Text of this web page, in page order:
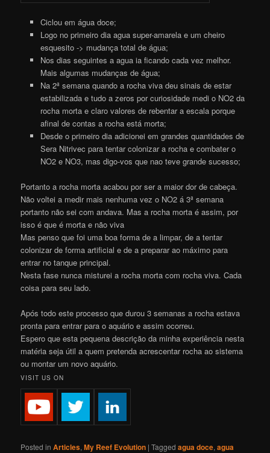
Ciclou em água doce;
Logo no primeiro dia agua super-amarela e um cheiro
esquesito -> mudança total de água;
Nos dias seguintes a agua ia ficando cada vez melhor.
Mais algumas mudanças de água;
Na 2ª semana quando a rocha viva deu sinais de estar
estabilizada e tudo a zeros por curiosidade medi o NO2 da
rocha morta e claro valores de rebentar a escala porque
afinal de contas a rocha está morta;
Desde o primeiro dia adicionei em grandes quantidades de
Sera Nitrivec para tentar colonizar a rocha e combater o
NO2 e NO3, mas digo-vos que nao teve grande sucesso;
Portanto a rocha morta acabou por ser a maior dor de cabeça.
Não voltei a medir mais nenhuma vez o NO2 á 3ª semana
portanto não sei com andava. Mas a rocha morta é assim, por
isso é que é morta e não viva
Mas penso que foi uma boa forma de a limpar, de a tentar
colonizar de forma artificial e de a preparar ao máximo para
entrar no tanque principal.
Nesta fase nunca misturei a rocha morta com rocha viva. Cada
coisa para seu lado.
Após todo este processo que durou 3 semanas a rocha estava
pronta para entrar para o aquário e assim ocorreu.
Espero que esta pequena descrição da minha experiência nesta
matéria seja útil a quem pretenda acrescentar rocha ao sistema
ou montar um novo aquário.
VISIT US ON
Posted in Articles,My Reef Evolution |Tagged agua doce,agua